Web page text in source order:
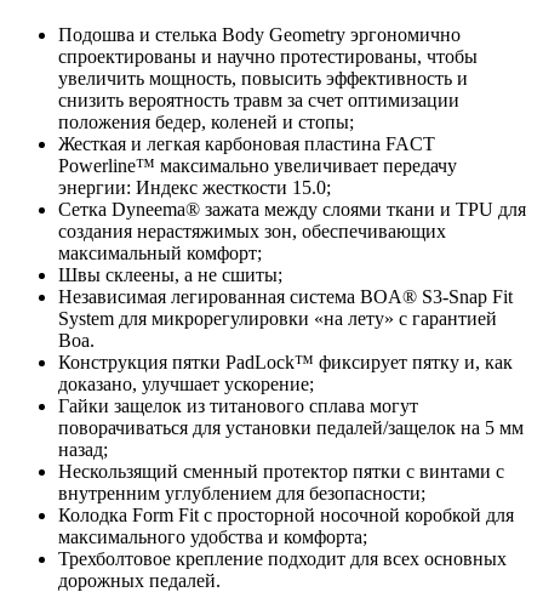
Подошва и стелька Body Geometry эргономично
спроектированы и научно протестированы, чтобы
увеличить мощность, повысить эффективность и
снизить вероятность травм за счет оптимизации
положения бедер, коленей и стопы;
Жесткая и легкая карбоновая пластина FACT
Powerline™ максимально увеличивает передачу
энергии: Индекс жесткости 15.0;
Сетка Dyneema® зажата между слоями ткани и TPU для
создания нерастяжимых зон, обеспечивающих
максимальный комфорт;
Швы склеены, а не сшиты;
Независимая легированная система BOA® S3-Snap Fit
System для микрорегулировки «на лету» с гарантией
Boa.
Конструкция пятки PadLock™ фиксирует пятку и, как
доказано, улучшает ускорение;
Гайки защелок из титанового сплава могут
поворачиваться для установки педалей/защелок на 5 мм
назад;
Нескользящий сменный протектор пятки с винтами с
внутренним углублением для безопасности;
Колодка Form Fit с просторной носочной коробкой для
максимального удобства и комфорта;
Трехболтовое крепление подходит для всех основных
дорожных педалей.